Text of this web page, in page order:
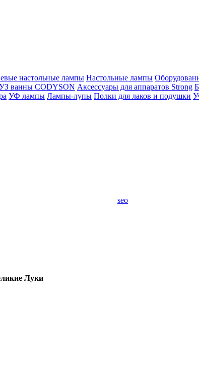
настольные лампы Настольные лампы
ванны CODYSON Аксессуары для аппаратов Strong
УФ лампы Лампы-лупы Полки для лаков и подушки
seo
Луки